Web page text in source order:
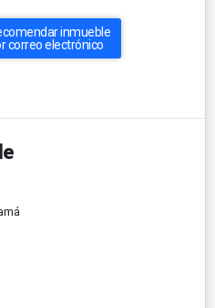
inmueble
correo electrónico